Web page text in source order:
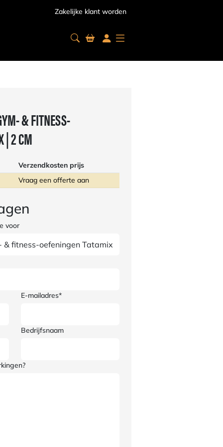
Zakelijke klant worden
& FITNESS-
| 2 CM
Verzendkosten prijs
Vraag een offerte aan
voor
E-mailadres*
Bedrijfsnaam